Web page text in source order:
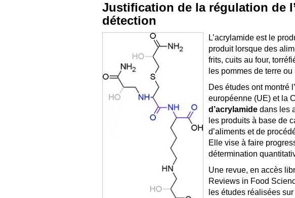
Justification de la régulation de
détection
L’acrylamide est le
produit lorsque des
frits, cuits au four,
les pommes de terre
Des études ont montré
européenne (UE) et la
d’acrylamide dans les
les produits à base de
d’aliments et de
Elle vise à faire
détermination
Une revue, en accès
Reviews in Food
les études réalisées